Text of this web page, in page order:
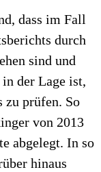
dass im Fall
durch
sind und
der Lage ist,
zu prüfen. So
von 2013
abgelegt. In so
hinaus